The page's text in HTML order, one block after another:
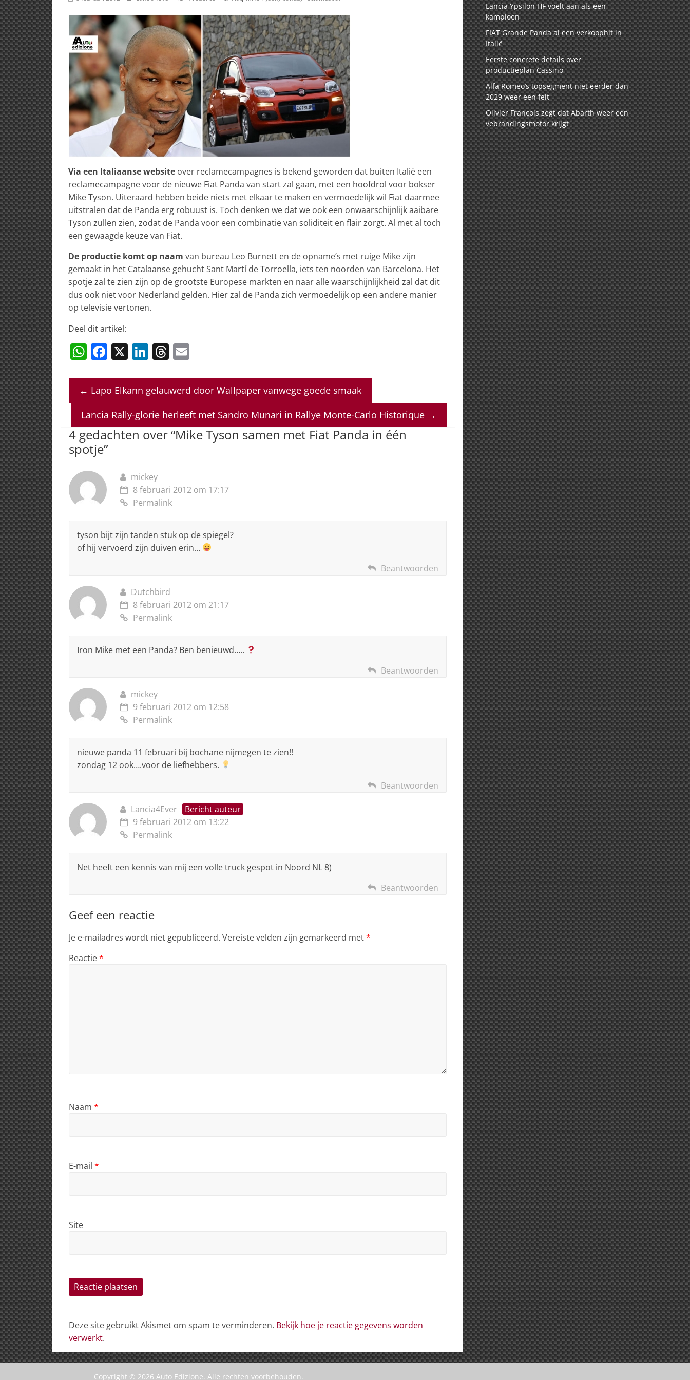
Via een Italiaanse website over reclamecampagnes is bekend geworden dat buiten Italië een
reclamecampagne voor de nieuwe Fiat Panda van start zal gaan, met een hoofdrol voor bokser
Mike Tyson. Uiteraard hebben beide niets met elkaar te maken en vermoedelijk wil Fiat daarmee
uitstralen dat de Panda erg robuust is. Toch denken we dat we ook een onwaarschijnlijk aaibare
Tyson zullen zien, zodat de Panda voor een combinatie van soliditeit en flair zorgt. Al met al toch
een gewaagde keuze van Fiat.
De productie komt op naam van bureau Leo Burnett en de opname’s met ruige Mike zijn
gemaakt in het Catalaanse gehucht Sant Martí de Torroella, iets ten noorden van Barcelona. Het
spotje zal te zien zijn op de grootste Europese markten en naar alle waarschijnlijkheid zal dat dit
dus ook niet voor Nederland gelden. Hier zal de Panda zich vermoedelijk op een andere manier
op televisie vertonen.
Deel dit artikel:
W
at
s
A
p
p
F
c
e
b
o
o
X Li
k
e
dI
n
T
re
a
d
s
ai
l
← Lapo Elkann gelauwerd door Wallpaper vanwege goede smaak
Lancia Rally-glorie herleeft met Sandro Munari in Rallye Monte-Carlo Historique →
4 gedachten over “Mike Tyson samen met Fiat Panda in één
spotje”
mickey
8 februari 2012 om 17:17
Permalink
tyson bijt zijn tanden stuk op de spiegel?
of hij vervoerd zijn duiven erin…
Beantwoorden
Dutchbird
8 februari 2012 om 21:17
Permalink
Iron Mike met een Panda? Ben benieuwd…..
Beantwoorden
mickey
9 februari 2012 om 12:58
Permalink
nieuwe panda 11 februari bij bochane nijmegen te zien!!
zondag 12 ook….voor de liefhebbers.
Beantwoorden
Lancia4Ever
Bericht auteur
9 februari 2012 om 13:22
Permalink
Net heeft een kennis van mij een volle truck gespot in Noord NL 8)
Beantwoorden
Geef een reactie
Je e-mailadres wordt niet gepubliceerd. Vereiste velden zijn gemarkeerd met*
Reactie*
Naam *
E-mail *
Site
Deze site gebruikt Akismet om spam te verminderen. Bekijk hoe je reactie gegevens worden
verwerkt.
Lancia Ypsilon HF voelt aan als een
kampioen
FIAT Grande Panda al een verkoophit in
Italië
Eerste concrete details over
productieplan Cassino
Alfa Romeo’s topsegment niet eerder dan
2029 weer een feit
Olivier François zegt dat Abarth weer een
vebrandingsmotor krijgt
Copyright © 2026 Auto Edizione. Alle rechten voorbehouden.